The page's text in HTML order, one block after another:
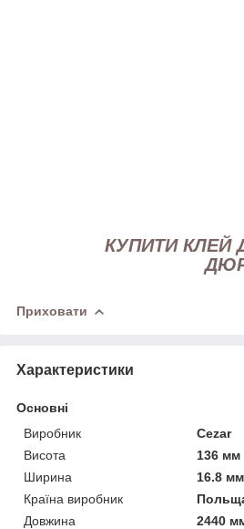
КУПИТИ КЛЕЙ
Приховати
Характеристики
Основні
Виробник
Cezar
Висота
136 мм
Ширина
16.8 мм
Країна виробник
Довжина
2440